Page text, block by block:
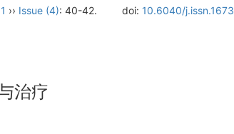
›› Issue (4): 40-42. doi: 10.6040/
治疗